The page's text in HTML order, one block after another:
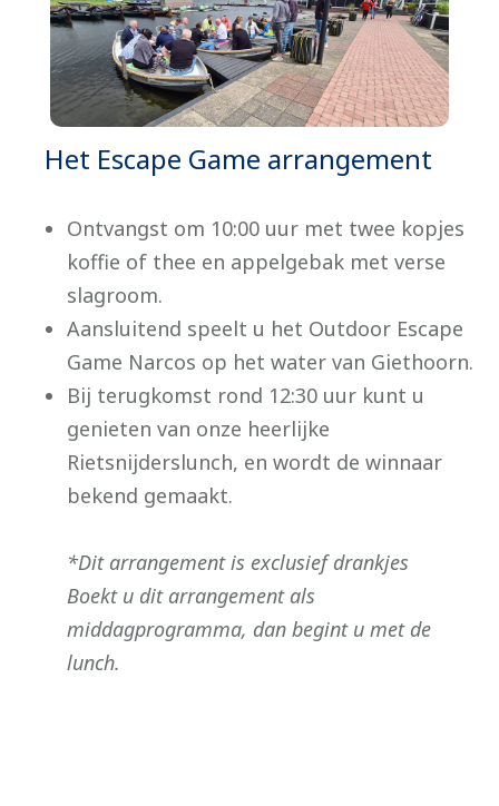
Het Escape Game arrangement
Ontvangst om 10:00 uur met twee kopjes
koffie of thee en appelgebak met verse
slagroom.
Aansluitend speelt u het Outdoor Escape
Game Narcos op het water van Giethoorn.
Bij terugkomst rond 12:30 uur kunt u
genieten van onze heerlijke
Rietsnijderslunch, en wordt de winnaar
bekend gemaakt.
*Dit arrangement is exclusief drankjes
Boekt u dit arrangement als
middagprogramma, dan begint u met de
lunch.